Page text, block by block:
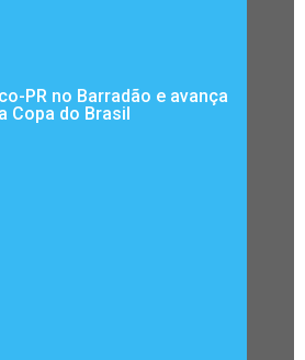
PR no Barradão e avança
Copa do Brasil